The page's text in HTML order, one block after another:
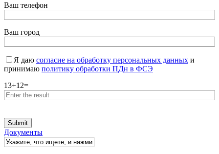
Ваш телефон
Ваш город
Я даю согласие на обработку персональных данных и
принимаю политику обработки ПДн в ФСЭ
13+12=
Документы